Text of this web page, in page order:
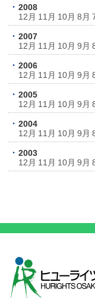
2008
12月 11月 10月 8月
2007
12月 11月 10月 9月
2006
12月 11月 10月 9月
2005
12月 11月 10月 9月
2004
12月 11月 10月 9月
2003
12月 11月 10月 9月